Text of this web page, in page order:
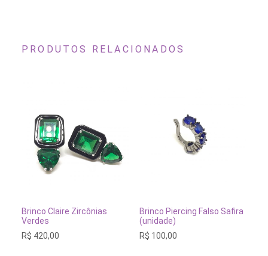
PRODUTOS RELACIONADOS
ADICIONAR AO CARRINHO
Brinco Claire Zircônias
Verdes
R$ 420,00
ADICIONAR AO
Brinco Piercing Falso Safira
(unidade)
R$ 100,00